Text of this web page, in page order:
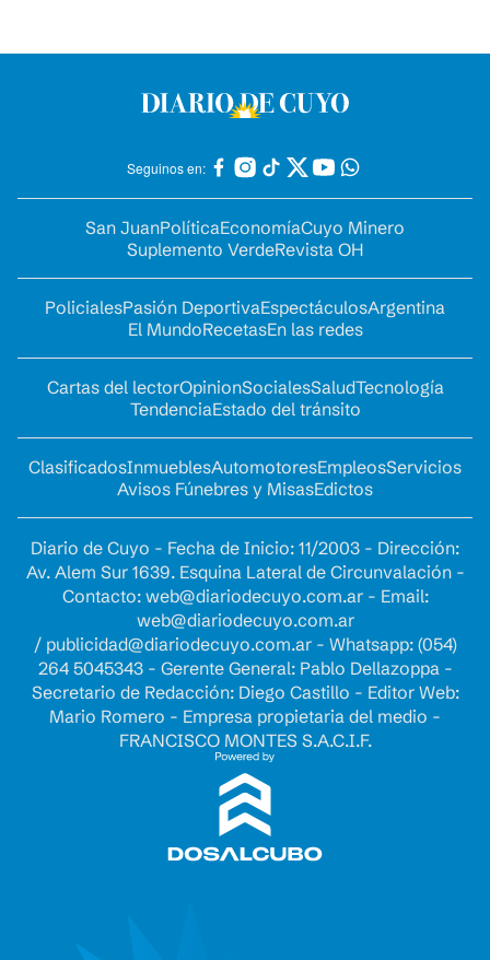
Seguinos en:
San JuanPolíticaEconomíaCuyo Minero
Suplemento VerdeRevista OH
PolicialesPasión DeportivaEspectáculosArgentina
El MundoRecetasEn las redes
Cartas del lectorOpinionSocialesSaludTecnología
TendenciaEstado del tránsito
ClasificadosInmueblesAutomotoresEmpleosServicios
Avisos Fúnebres y MisasEdictos
Diario de Cuyo - Fecha de Inicio: 11/2003 - Dirección:
Av. Alem Sur 1639. Esquina Lateral de Circunvalación -
Contacto: web@diariodecuyo.com.ar- Email:
web@diariodecuyo.com.ar
/ publicidad@diariodecuyo.com.ar- Whatsapp: (054)
264 5045343 - Gerente General: Pablo Dellazoppa -
Secretario de Redacción: Diego Castillo - Editor Web:
Mario Romero - Empresa propietaria del medio -
FRANCISCO MONTES S.A.C.I.F.